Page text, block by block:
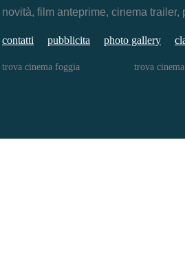
novità, film anteprime, cinema
contatti pubblicita photo gallery
trova cinema foggia trova